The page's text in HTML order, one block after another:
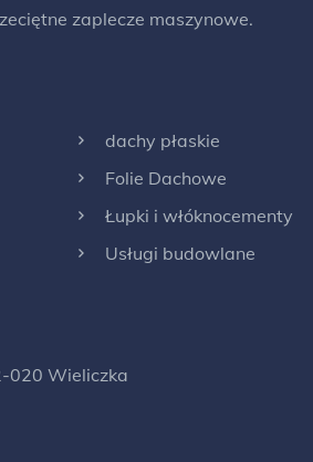
zaplecze maszynowe.
dachy płaskie
Folie Dachowe
Łupki i włóknocementy
Usługi budowlane
020 Wieliczka